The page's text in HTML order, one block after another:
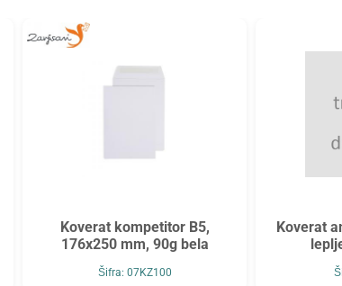
Koverat kompetitor B5,
176x250 mm, 90g bela
Šifra: 07KZ100
Koverat